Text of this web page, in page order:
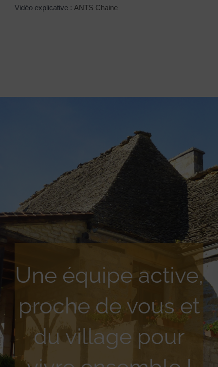
Vidéo explicative : ANTS Chaine
Une équipe active,
proche de vous et
du village pour